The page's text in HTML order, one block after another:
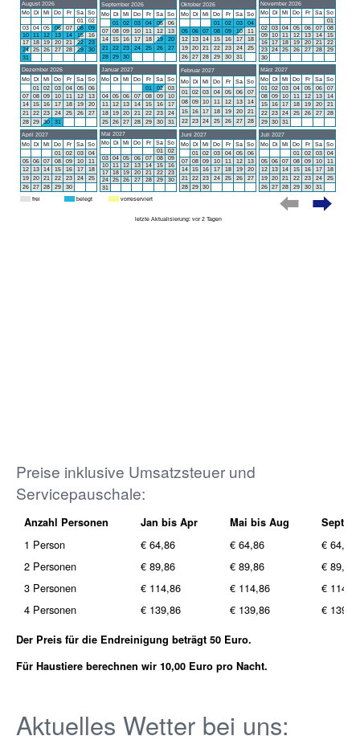
Preise inklusive Umsatzsteuer und
Servicepauschale:
Anzahl Personen Jan bis Apr Mai bis Aug Sept
1 Person € 64,86 € 64,86
€ 64,86
2 Personen
€ 89,86 € 89,86
€ 89,86
3 Personen
€ 114,86 € 114,86
€
4 Personen
€ 139,86 € 139,86 €
Der Preis für die Endreinigung beträgt 50 Euro.
Für Haustiere berechnen wir 10,00 Euro pro Nacht.
Aktuelles Wetter bei uns: